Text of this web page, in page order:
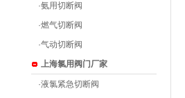
·氨用切断阀
·燃气切断阀
·气动切断阀
上海氯用阀门厂家
·液氯紧急切断阀